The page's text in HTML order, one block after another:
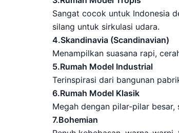
Sangat cocok untuk Indonesia
silang untuk sirkulasi udara.
4.Skandinavia (Scandinavian)
Menampilkan suasana rapi,
5.Rumah Model Industrial
Terinspirasi dari bangunan
6.Rumah Model Klasik
Megah dengan pilar-pilar
7.Bohemian